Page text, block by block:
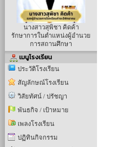
นางสาวสุพิชา คิดค้า
รักษาการในตำแหน่งผู้อำนวย
การสถานศึกษา
เมนูโรงเรียน
ประวัติโรงเรียน
สัญลักษณ์โรงเรียน
วิสัยทัศน์ / ปรัชญา
พันธกิจ / เป้าหมาย
เพลงโรงเรียน
ปฏิทินกิจกรรม